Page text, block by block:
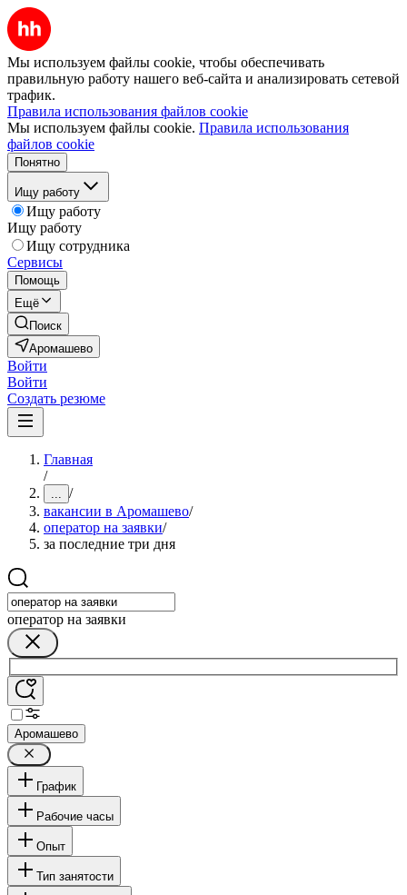
Мы используем файлы cookie, чтобы обеспечивать
правильную работу нашего веб-сайта и анализировать сетевой
трафик.
Правила использования файлов cookie
Мы используем файлы cookie. Правила использования
файлов cookie
Понятно
Ищу работу
Ищу работу
Ищу работу
Ищу сотрудника
Сервисы
Помощь
Ещё
Поиск
Аромашево
Войти
Войти
Создать резюме
Главная
/
... /
вакансии в Аромашево/
оператор на заявки/
за последние три дня
оператор на заявки
Аромашево
График
Рабочие часы
Опыт
Тип занятости